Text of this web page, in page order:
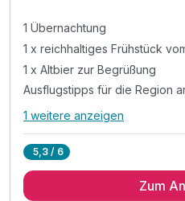
1 Übernachtung
1 x reichhaltiges Frühstück
1 x Altbier zur Begrüßung
Ausflugstipps für die Region
Alle Inklusivleistungen
1 x reichhaltiges Frühstück
1 weitere anzeigen
5,3 / 6
Zum